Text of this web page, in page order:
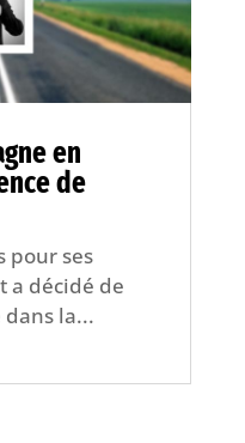
en
de
pour ses
a décidé de
la...